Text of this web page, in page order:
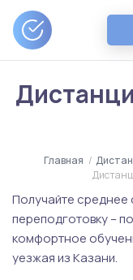
Главная /
Получайте
переподготовку –
комфортное
уезжая из Казани.